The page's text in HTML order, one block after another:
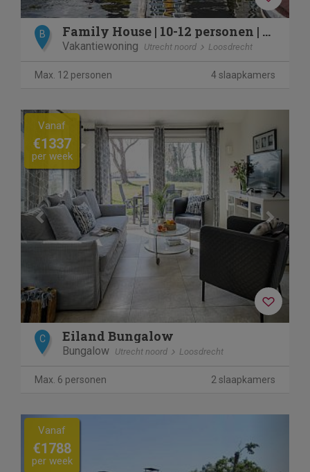
B Family House | 10-12 personen | 4 slaapkamers | 3,5 badkamer
Vakantiewoning Utrecht noord Loosdrecht
Max. 12 personen 4 slaapkamers
Previous
Vanaf
€1337
per week
C Eiland Bungalow
Bungalow Utrecht noord Loosdrecht
Max. 6 personen 2 slaapkamers
Previous
Vanaf
€1788
per week